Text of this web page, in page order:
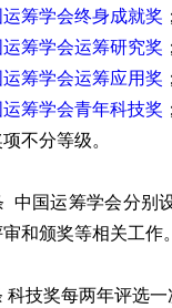
筹学会终身成就奖
筹学会运筹研究奖
筹学会运筹应用奖
筹学会青年科技奖
不分等级。
中国运筹学会分别
审和颁奖等相关工
科技奖每两年评选